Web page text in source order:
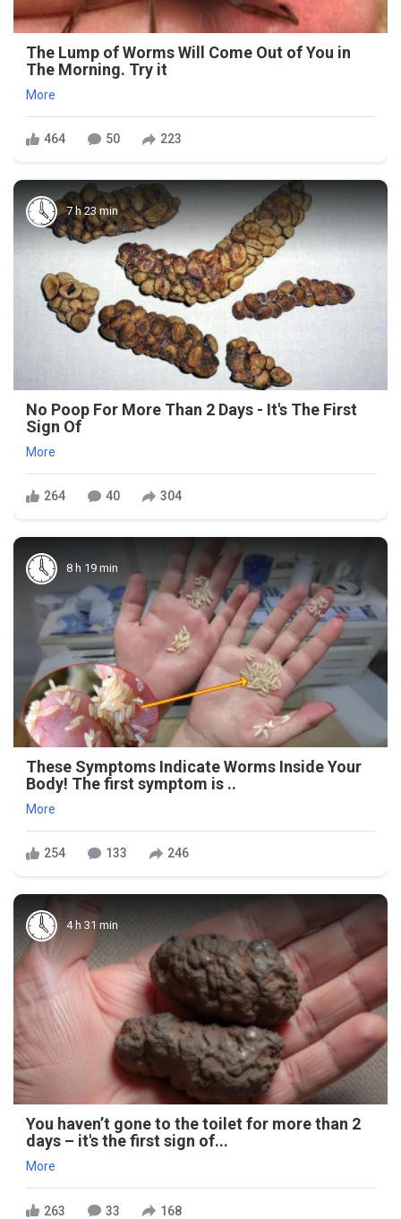
The Lump of Worms Will Come Out of You in
The Morning. Try it
More
464 50 223
7 h 23 min
No Poop For More Than 2 Days - It's The First
Sign Of
More
264 40 304
8 h 19 min
These Symptoms Indicate Worms Inside Your
Body! The first symptom is ..
More
254 133 246
4 h 31 min
You haven’t gone to the toilet for more than 2
days – it's the first sign of...
More
263 33 168